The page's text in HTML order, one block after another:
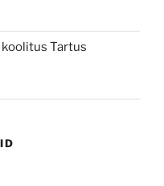
Tartus